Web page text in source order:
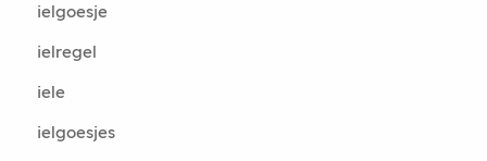
ielgoesje
ielregel
iele
ielgoesjes